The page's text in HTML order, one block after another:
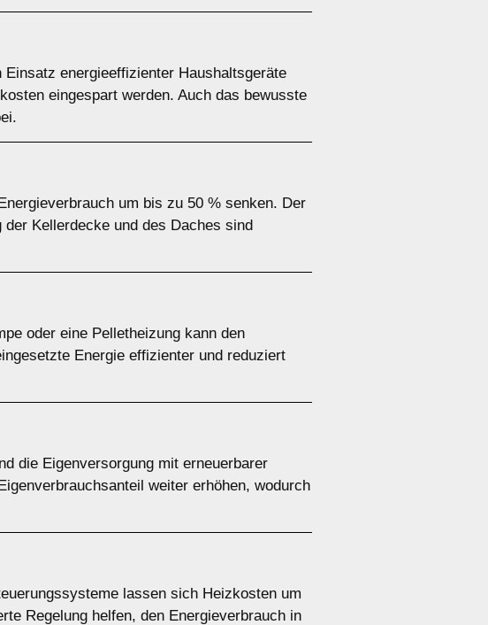
energieeffizienter Haushaltsgeräte
eingespart werden. Auch das bewusste
um bis zu 50 % senken. Der
Kellerdecke und des Daches sind
oder eine Pelletheizung kann den
Energie effizienter und reduziert
die Eigenversorgung mit erneuerbarer
weiter erhöhen, wodurch
lassen sich Heizkosten um
Regelung helfen, den Energieverbrauch in